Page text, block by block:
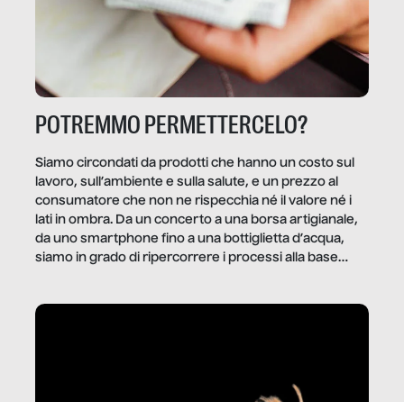
POTREMMO PERMETTERCELO?
Siamo circondati da prodotti che hanno un costo sul
lavoro, sull’ambiente e sulla salute, e un prezzo al
consumatore che non ne rispecchia né il valore né i
lati in ombra. Da un concerto a una borsa artigianale,
da uno smartphone fino a una bottiglietta d’acqua,
siamo in grado di ripercorrere i processi alla base
dietro gli oggetti e i servizi che fanno la nostra vita